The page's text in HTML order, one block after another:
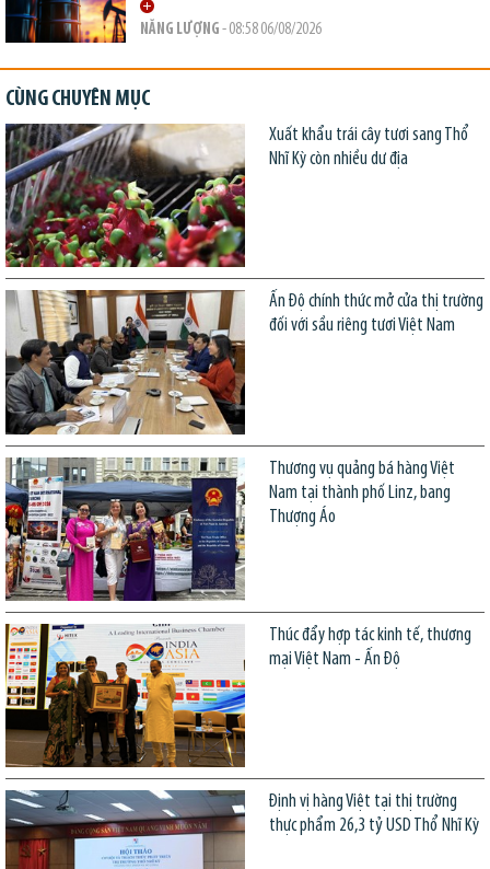
NĂNG LƯỢNG - 08:58 06/08/2026
CÙNG CHUYÊN MỤC
Xuất khẩu trái cây tươi sang Thổ
Nhĩ Kỳ còn nhiều dư địa
Ấn Độ chính thức mở cửa thị trường
đối với sầu riêng tươi Việt Nam
Thương vụ quảng bá hàng Việt
Nam tại thành phố Linz, bang
Thượng Áo
Thúc đẩy hợp tác kinh tế, thương
mại Việt Nam - Ấn Độ
Định vị hàng Việt tại thị trường
thực phẩm 26,3 tỷ USD Thổ Nhĩ Kỳ